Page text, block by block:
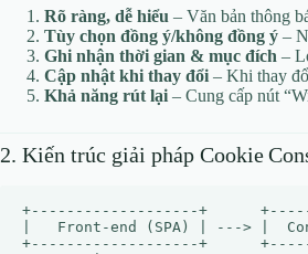
Rõ ràng, dễ hiểu – Văn bản thông
Tùy chọn đồng ý/không đồng ý –
Ghi nhận thời gian & mục đích –
Cập nhật khi thay đổi – Khi thay
Khả năng rút lại – Cung cấp nút
2. Kiến trúc giải pháp Cookie
+-------------------+
|   Front‑end (SPA) | ---> |
+-------------------+